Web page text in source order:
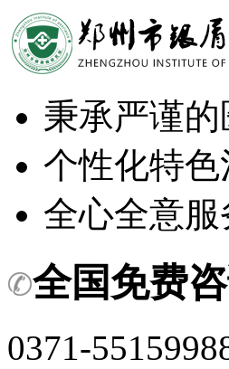
秉承严谨
个性化特色
全心全意
全国免费
0371-